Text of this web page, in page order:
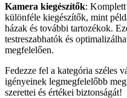
Kamera kiegészítők: Komplett
különféle kiegészítők, mint
házak és további tartozékok.
testreszabhatók és
megfelelően.
Fedezze fel a kategória széles
igényeinek legmegfelelőbb
szerettei és értékei biztonságát!